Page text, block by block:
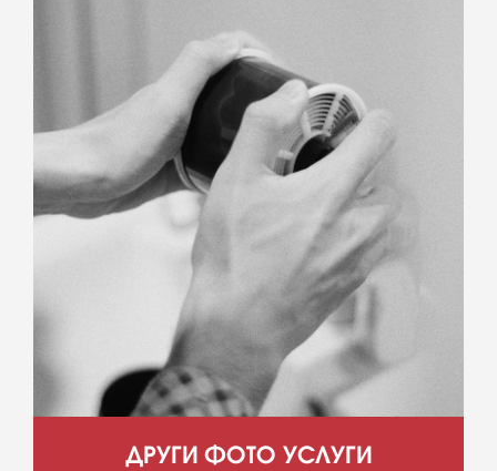
ДРУГИ ФОТО УСЛУГИ